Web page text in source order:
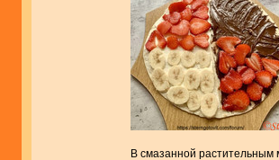
В смазанной растительным